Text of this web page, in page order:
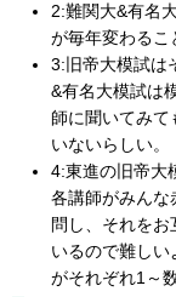
2:難関大&有名
が毎年変わるこ
3:旧帝大模試は
&有名大模試は
師に聞いてみて
いないらしい。
4:東進の旧帝大
各講師がみんな
問し、それを
いるので難し
がそれぞれ1～